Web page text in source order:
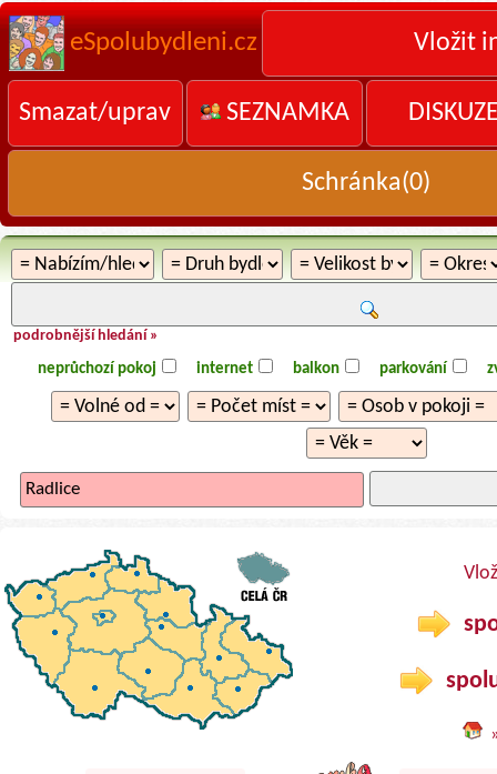
eSpolubydleni.cz Vložit
Smazat/uprav SEZNAMKA
Schránka(0)
podrobnější hledání »
neprůchozí pokoj internet balkon parkování